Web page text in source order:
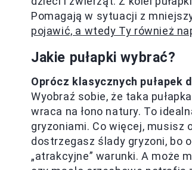
Pomagają w sytuacji z
pojawić, a wtedy Ty również
Jakie pułapki wybrać?
Oprócz klasycznych pułapek
Wyobraź sobie, że taka
wraca na łono natury. To
gryzoniami. Co więcej, musisz
dostrzegasz ślady gryzoni, bo
„atrakcyjne” warunki. A może